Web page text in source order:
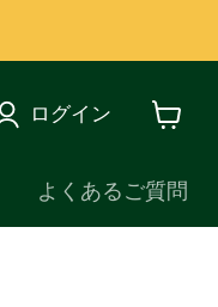
ログイン
ト
を
見
よくあるご質問